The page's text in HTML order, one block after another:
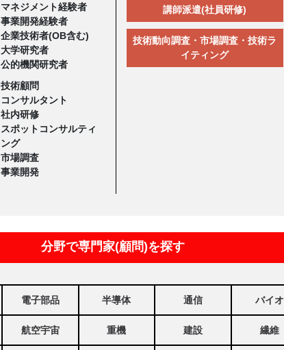
マネジメント経験者
事業開発経験者
企業技術者(OB含む)
大学研究者
公的機関研究者
技術顧問
コンサルタント
社内研修
スポットコンサルティ
ング
市場調査
事業開発
講師派遣(社員研修)
技術動向調査・市場調査・技術ラ
イティング
分野で専門家(顧問)を探す
電子部品 半導体 通信 バイオ
航空宇宙 重機 建設 繊維